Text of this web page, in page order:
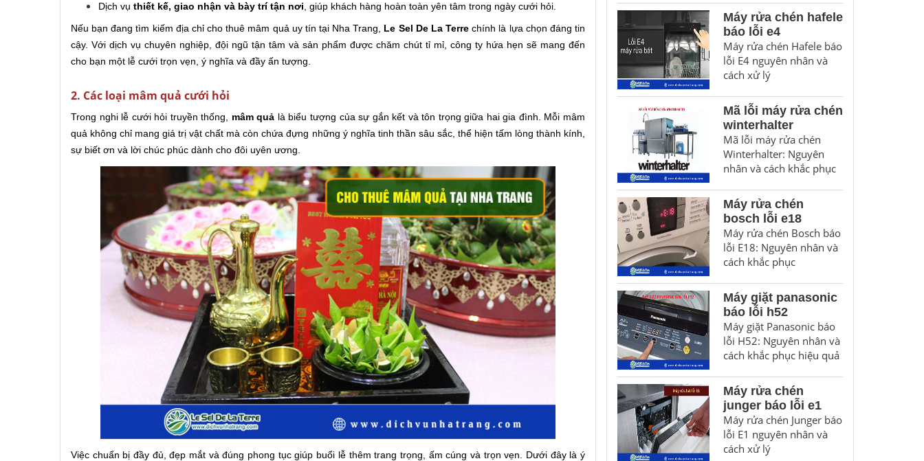
Dịch vụ thiết kế, giao nhận và bày trí tận nơi, giúp khách hàng hoàn toàn yên tâm trong ngày cưới hỏi.
Nếu bạn đang tìm kiếm địa chỉ cho thuê mâm quả uy tín tại Nha Trang, Le Sel De La Terre chính là lựa chọn đáng tin
cậy. Với dịch vụ chuyên nghiệp, đội ngũ tận tâm và sản phẩm được chăm chút tỉ mỉ, công ty hứa hẹn sẽ mang đến
cho bạn một lễ cưới trọn vẹn, ý nghĩa và đầy ấn tượng.
2. Các loại mâm quả cưới hỏi
Trong nghi lễ cưới hỏi truyền thống, mâm quả là biểu tượng của sự gắn kết và tôn trọng giữa hai gia đình. Mỗi mâm
quả không chỉ mang giá trị vật chất mà còn chứa đựng những ý nghĩa tinh thần sâu sắc, thể hiện tấm lòng thành kính,
sự biết ơn và lời chúc phúc dành cho đôi uyên ương.
Việc chuẩn bị đầy đủ, đẹp mắt và đúng phong tục giúp buổi lễ thêm trang trọng, ấm cúng và trọn vẹn. Dưới đây là ý
Máy rửa chén hafele
báo lỗi e4
Máy rửa chén Hafele báo
lỗi E4 nguyên nhân và
cách xử lý
Mã lỗi máy rửa chén
winterhalter
Mã lỗi máy rửa chén
Winterhalter: Nguyên
nhân và cách khắc phục
Máy rửa chén
bosch lỗi e18
Máy rửa chén Bosch báo
lỗi E18: Nguyên nhân và
cách khắc phục
Máy giặt panasonic
báo lỗi h52
Máy giặt Panasonic báo
lỗi H52: Nguyên nhân và
cách khắc phục hiệu quả
Máy rửa chén
junger báo lỗi e1
Máy rửa chén Junger báo
lỗi E1 nguyên nhân và
cách xử lý